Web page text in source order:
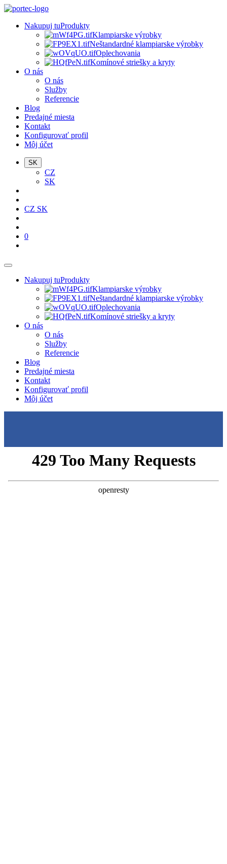
Nakupuj tuProdukty
Klampiarske výrobky
Neštandardné klampiarske výrobky
Oplechovania
Komínové striešky a kryty
O nás
O nás
Služby
Referencie
Blog
Predajné miesta
Kontakt
Konfigurovať profil
Môj účet
SK
CZ
SK
CZ SK
0
Nakupuj tuProdukty
Klampiarske výrobky
Neštandardné klampiarske výrobky
Oplechovania
Komínové striešky a kryty
O nás
O nás
Služby
Referencie
Blog
Predajné miesta
Kontakt
Konfigurovať profil
Môj účet
Konfigurátor